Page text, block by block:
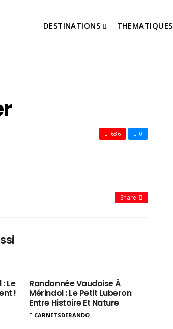
DESTINATIONS THEMATIQUES
0
686
Share
Le
!
Randonnée Vaudoise À
Mérindol : Le Petit Luberon
Entre Histoire Et Nature
CARNETSDERANDO